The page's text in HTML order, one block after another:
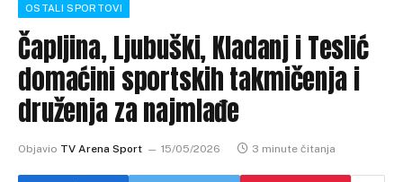
OSTALI SPORTOVI
Čapljina, Ljubuški, Kladanj i Teslić
domaćini sportskih takmičenja i
druženja za najmlađe
Objavio TV Arena Sport 15/05/2026 3 minute čitanja